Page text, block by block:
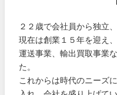
２２歳で会社員から独立
現在は創業１５年を迎え、
運送事業、輸出買取事業
た。
これからは時代のニーズ